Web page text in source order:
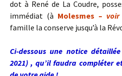
dot à René de La Coudre,
immédiat (à Molesmes –
famille la conserve jusqu’à la
Ci-dessous une notice
2021) , qu’il faudra compléter